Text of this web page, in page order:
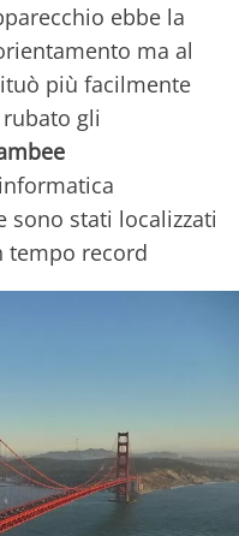
ebbe la
ma al
più facilmente
gli
sono stati localizzati
tempo record